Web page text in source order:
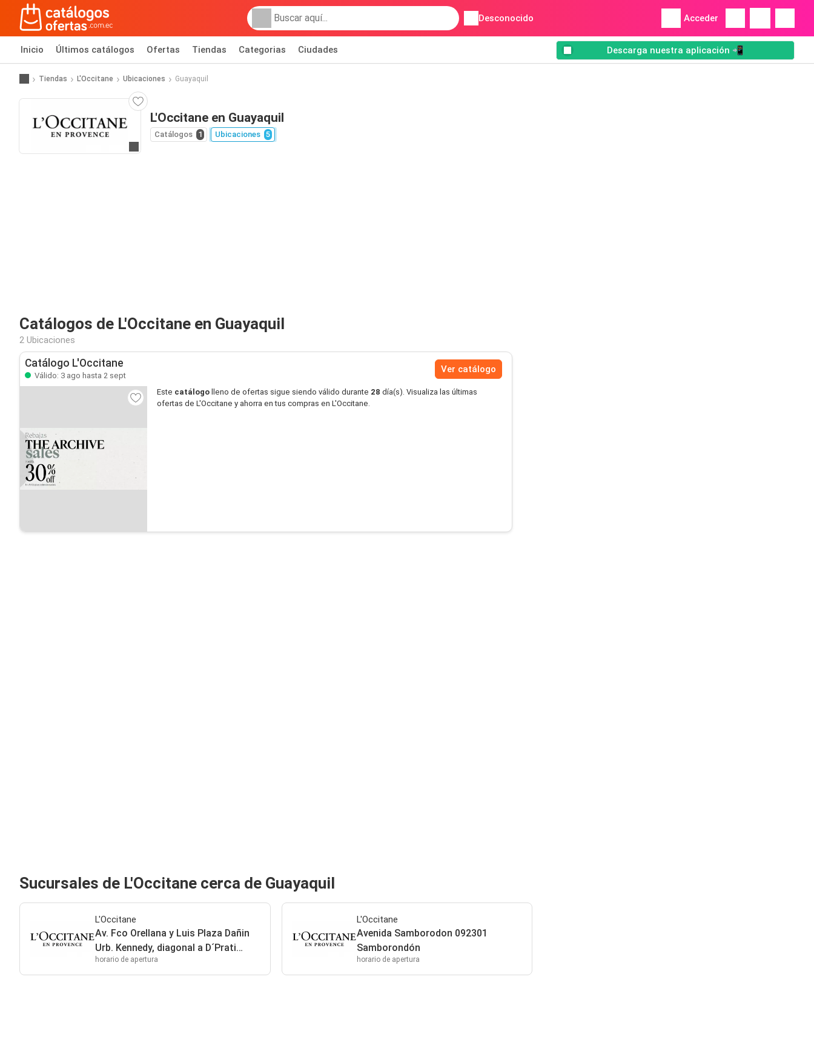
Desconocido Acceder
Inicio Últimos catálogos Ofertas Tiendas Categorias Ciudades Descarga nuestra aplicación 📲
Tiendas L'Occitane Ubicaciones Guayaquil
L'Occitane en Guayaquil
Catálogos 1 Ubicaciones 5
Catálogos de L'Occitane en Guayaquil
2 Ubicaciones
Catálogo L'Occitane
Válido: 3 ago hasta 2 sept
Ver catálogo
Este catálogo lleno de ofertas sigue siendo válido durante 28 día(s). Visualiza las últimas
ofertas de L'Occitane y ahorra en tus compras en L'Occitane.
Sucursales de L'Occitane cerca de Guayaquil
L'Occitane
Av. Fco Orellana y Luis Plaza Dañin
Urb. Kennedy, diagonal a D´Prati
Guayaquil
horario de apertura
L'Occitane
Avenida Samborodon 092301
Samborondón
horario de apertura